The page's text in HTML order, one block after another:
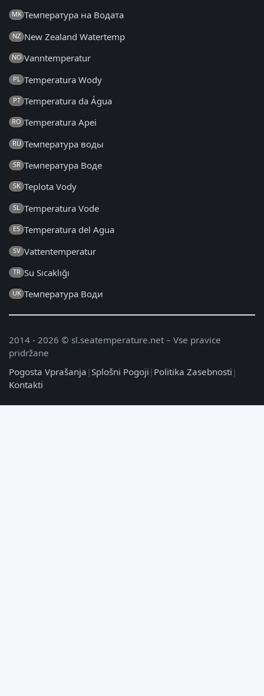
MK Температура на Водата
NZ New Zealand Watertemp
NO Vanntemperatur
PL Temperatura Wody
PT Temperatura da Água
RO Temperatura Apei
RU Температура воды
SR Температура Воде
SK Teplota Vody
SL Temperatura Vode
ES Temperatura del Agua
SV Vattentemperatur
TR Su Sıcaklığı
UK Температура Води
2014 - 2026 © sl.seatemperature.net – Vse pravice
pridržane
Pogosta Vprašanja | Splošni Pogoji | Politika Zasebnosti |
Kontakti